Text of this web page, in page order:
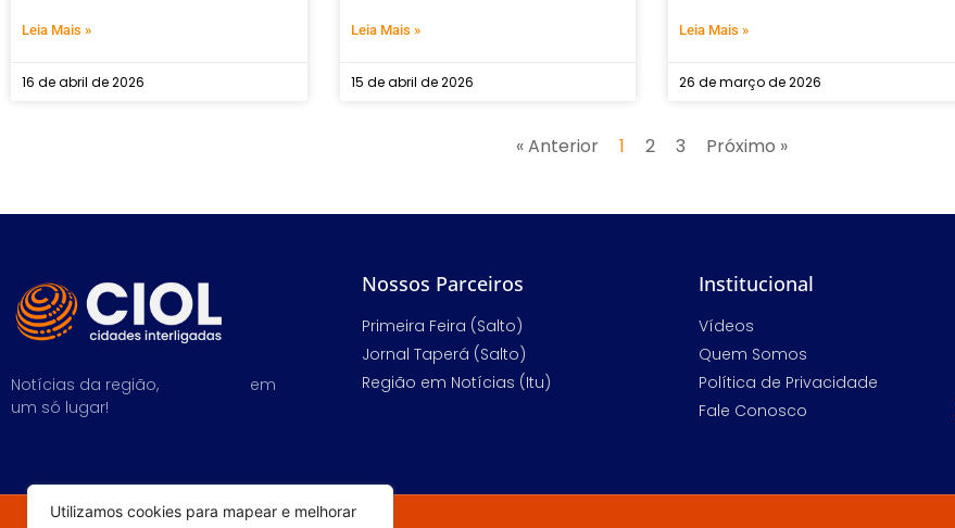
Utilizamos cookies para mapear e melhorar
Leia Mais »
16 de abril de 2026
Leia Mais »
15 de abril de 2026
Leia Mais »
26 de março de 2026
« Anterior 1 2 3 Próximo »
Notícias da região, em
um só lugar!
Nossos Parceiros
Primeira Feira (Salto)
Jornal Taperá (Salto)
Região em Notícias (Itu)
Institucional
Vídeos
Quem Somos
Política de Privacidade
Fale Conosco